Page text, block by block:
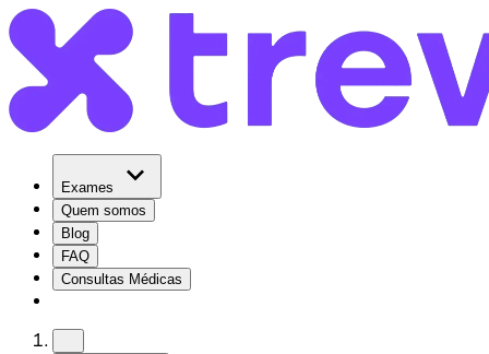
Exames
Quem somos
Blog
FAQ
Consultas Médicas